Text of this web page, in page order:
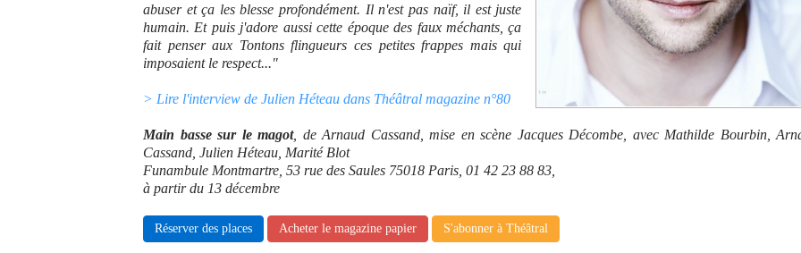
abuser et ça les blesse profondément. Il n'est pas naïf, il est juste
humain. Et puis j'adore aussi cette époque des faux méchants, ça
fait penser aux Tontons flingueurs ces petites frappes mais qui
imposaient le respect..."
> Lire l'interview de Julien Héteau dans Théâtral magazine n°80
Main basse sur le magot, de Arnaud Cassand, mise en scène Jacques Décombe, avec Mathilde Bourbin,
Cassand, Julien Héteau, Marité Blot
Funambule Montmartre, 53 rue des Saules 75018 Paris, 01 42 23 88 83,
à partir du 13 décembre
Réserver des places Acheter le magazine papier S'abonner à Théâtral